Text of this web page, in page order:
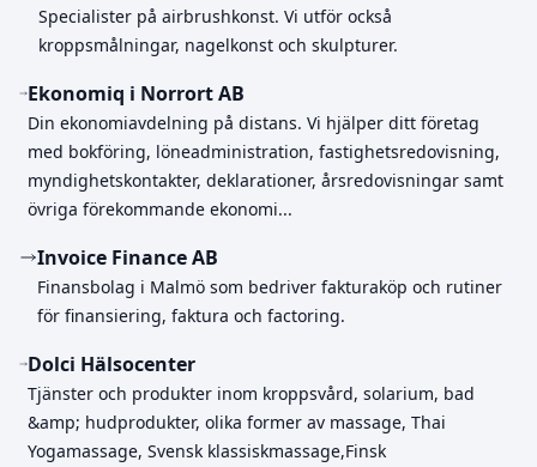
Specialister på airbrushkonst. Vi utför också
kroppsmålningar, nagelkonst och skulpturer.
Ekonomiq i Norrort AB
Din ekonomiavdelning på distans. Vi hjälper ditt företag
med bokföring, löneadministration, fastighetsredovisning,
myndighetskontakter, deklarationer, årsredovisningar samt
övriga förekommande ekonomi...
Invoice Finance AB
Finansbolag i Malmö som bedriver fakturaköp och rutiner
för finansiering, faktura och factoring.
Dolci Hälsocenter
Tjänster och produkter inom kroppsvård, solarium, bad
&amp; hudprodukter, olika former av massage, Thai
Yogamassage, Svensk klassiskmassage,Finsk